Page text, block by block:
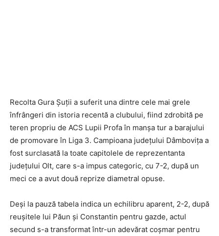
Recolta Gura Șuții a suferit una dintre cele mai grele
înfrângeri din istoria recentă a clubului, fiind zdrobită pe
teren propriu de ACS Lupii Profa în manșa tur a barajului
de promovare în Liga 3. Campioana județului Dâmbovița a
fost surclasată la toate capitolele de reprezentanta
județului Olt, care s-a impus categoric, cu 7-2, după un
meci ce a avut două reprize diametral opuse.
Deși la pauză tabela indica un echilibru aparent, 2-2, după
reușitele lui Păun și Constantin pentru gazde, actul
secund s-a transformat într-un adevărat coșmar pentru